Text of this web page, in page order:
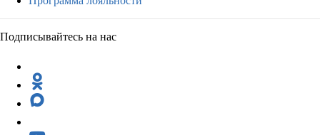
Подписывайтесь на нас